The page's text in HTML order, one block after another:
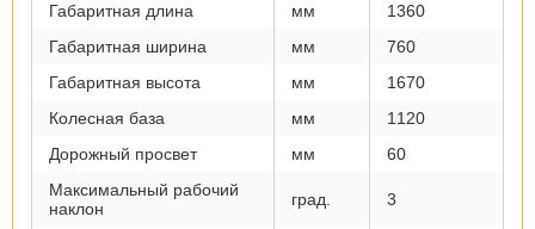
Габаритная длина мм
1360
Габаритная ширина
мм
760
Габаритная высота
мм
1670
Колесная база
мм
1120
Дорожный просвет
мм
60
Максимальный рабочий
наклон
град. 3